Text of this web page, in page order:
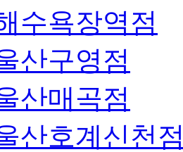
수욕장역점
산구영점
산매곡점
산호계신천